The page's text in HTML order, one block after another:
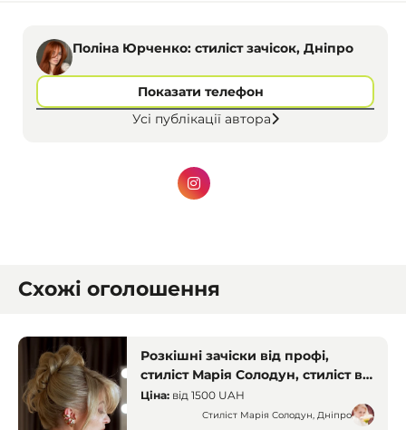
Поліна Юрченко: стиліст зачісок, Дніпро
Показати телефон
Усі публікації автора
Схожі оголошення
Розкішні зачіски від профі,
стиліст Марія Солодун, стиліст в
Дніпро
Ціна: від 1500 UAH
Стиліст Марія Солодун, Дніпро